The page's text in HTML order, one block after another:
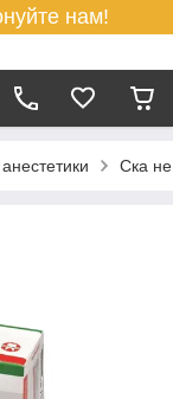
нам!
Ска